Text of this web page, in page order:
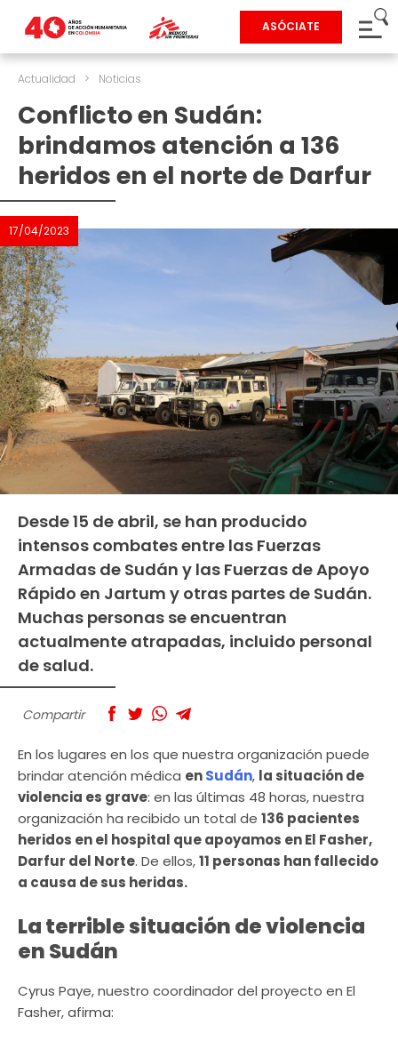
ASÓCIATE
Actualidad > Noticias
Conflicto en Sudán:
brindamos atención a 136
heridos en el norte de Darfur
17/04/2023
Desde 15 de abril, se han producido
intensos combates entre las Fuerzas
Armadas de Sudán y las Fuerzas de Apoyo
Rápido en Jartum y otras partes de Sudán.
Muchas personas se encuentran
actualmente atrapadas, incluido personal
de salud.
Compartir
En los lugares en los que nuestra organización puede
brindar atención médica enSudán, la situación de
violencia es grave: en las últimas 48 horas, nuestra
organización ha recibido un total de 136 pacientes
heridos en el hospital que apoyamos en El Fasher,
Darfur del Norte. De ellos,11 personas han fallecido
a causa de sus heridas.
La terrible situación de violencia
en Sudán
Cyrus Paye, nuestro coordinador del proyecto en El
Fasher, afirma: